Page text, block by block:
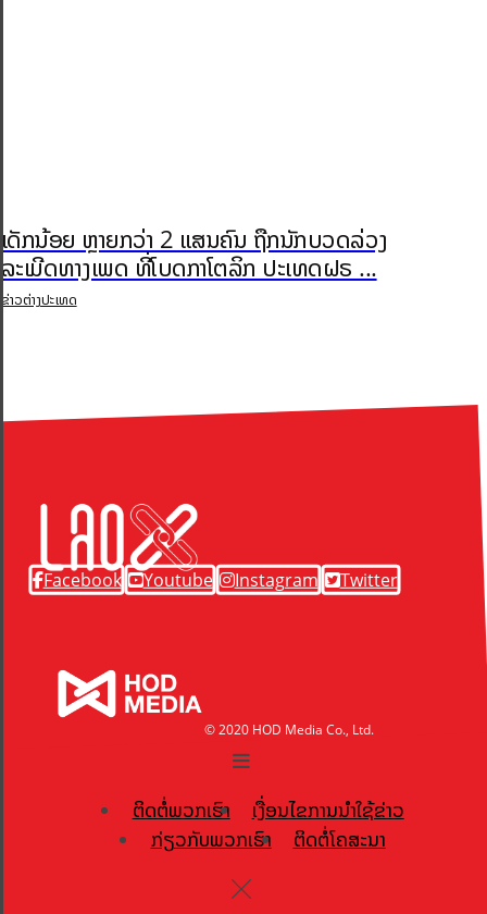
ເດັກນ້ອຍ ຫຼາຍກວ່າ 2 ແສນຄົນ ຖືກນັກບວດລ່ວງ
ລະເມີດທາງເພດ ທີ່ໂບດກາໂຕລິກ ປະເທດຝຣ ...
ຂ່າວຕ່າງປະເທດ
Facebook Youtube Instagram Twitter
© 2020 HOD Media Co., Ltd.
ຕິດຕໍ່ພວກເຮົາ
ເງື່ອນໄຂການນຳໃຊ້ຂ່າວ
ກ່ຽວກັບພວກເຮົາ
ຕິດຕໍ່ໂຄສະນາ